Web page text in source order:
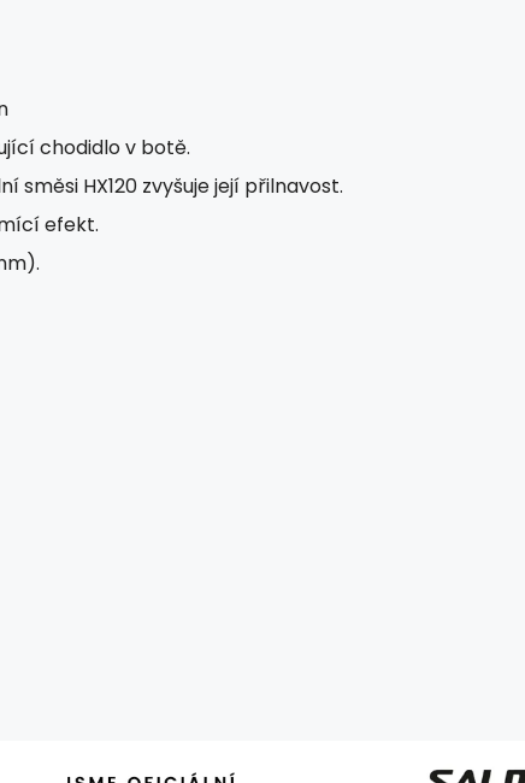
chodidlo v botě.
směsi HX120 zvyšuje její přilnavost.
efekt.